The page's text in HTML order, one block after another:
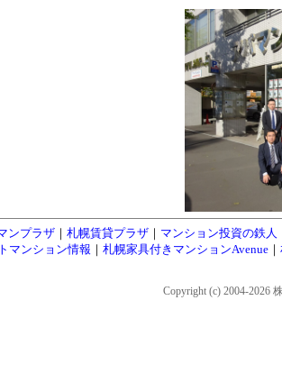
ンプラザ ｜ 札幌賃貸プラザ ｜ マンション投資の鉄人
マンション情報 ｜ 札幌家具付きマンションAvenue｜
Copyright (c) 2004-2026